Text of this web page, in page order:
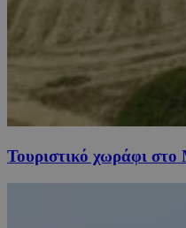
Τουριστικό χωράφι